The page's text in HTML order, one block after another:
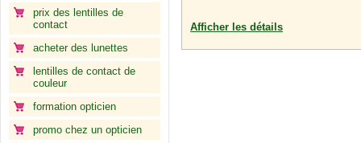
prix des lentilles de
contact
acheter des lunettes
lentilles de contact de
couleur
formation opticien
promo chez un opticien
Afficher les détails